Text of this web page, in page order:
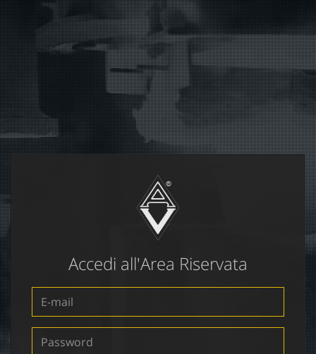
Accedi all'Area Riservata
mail
Password